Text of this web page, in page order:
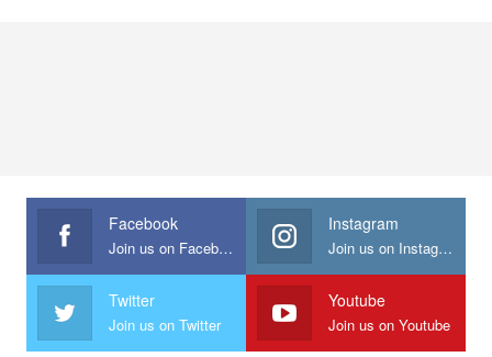
Facebook
Join us on Facebook
Instagram
Join us on Instagram
Twitter
Join us on Twitter
Youtube
Join us on Youtube